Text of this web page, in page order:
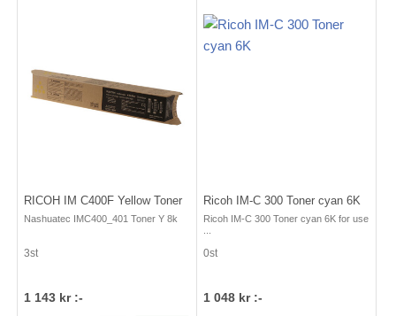
RICOH IM C400F Yellow Toner
Nashuatec IMC400_401 Toner Y 8k
3st
1 143 kr :-
Ricoh IM-C 300 Toner cyan 6K
Ricoh IM-C 300 Toner cyan 6K for use
0st
1 048 kr :-